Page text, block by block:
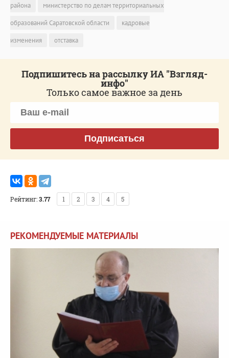
района
министерство по делам территориальных
образований Саратовской области
кадровые
изменения
отставка
Подпишитесь на рассылку ИА "Взгляд-
инфо"
Только самое важное за день
Подписаться
Рейтинг:3.77 1 2 3 4 5
РЕКОМЕНДУЕМЫЕ МАТЕРИАЛЫ